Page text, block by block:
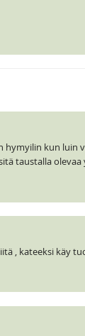
hymyilin kun
taustalla
, kateeksi käy